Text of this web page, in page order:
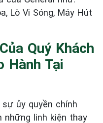
Lò Vi Sóng, Máy Hút
Quý Khách
Hành Tại
ủy quyền chính
những linh kiện thay